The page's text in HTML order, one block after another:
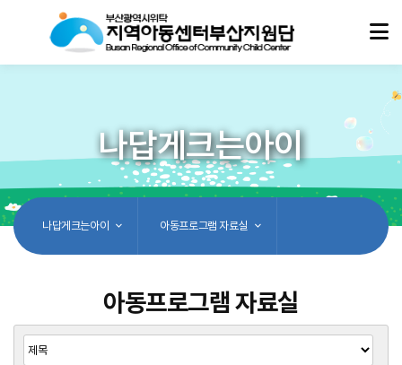
나답게크는아이
나답게크는아이 아동프로그램 자료실
아동프로그램 자료실